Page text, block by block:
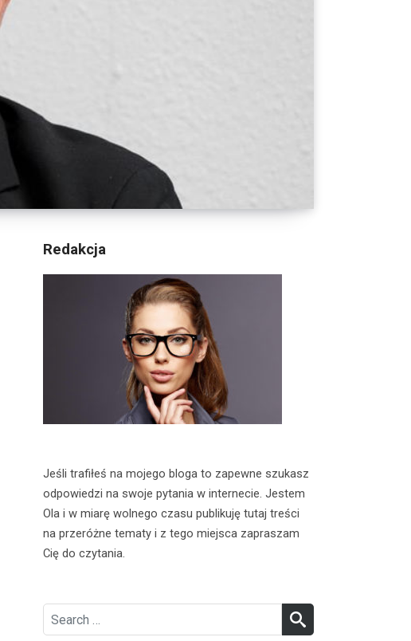
Redakcja
Jeśli trafiłeś na mojego bloga to zapewne szukasz
odpowiedzi na swoje pytania w internecie. Jestem
Ola i w miarę wolnego czasu publikuję tutaj treści
na przeróżne tematy i z tego miejsca zapraszam
Cię do czytania.
Search
for: